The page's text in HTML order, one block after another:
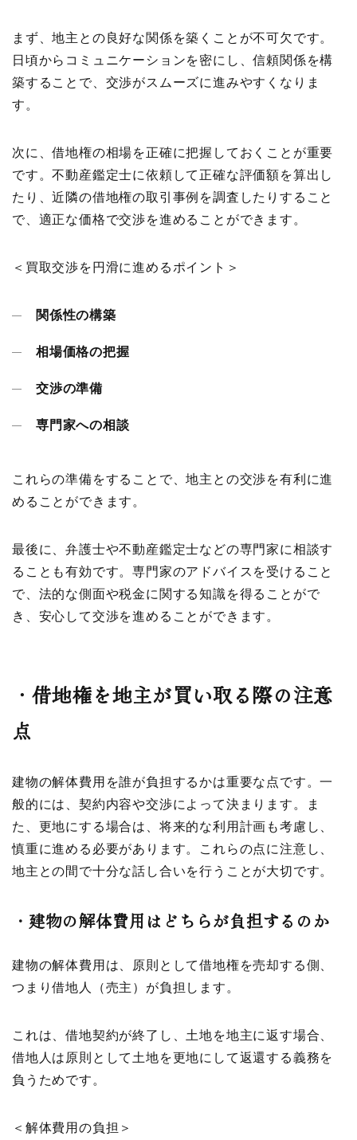
まず、地主との良好な関係を築くことが不可欠です。
日頃からコミュニケーションを密にし、信頼関係を構
築することで、交渉がスムーズに進みやすくなりま
す。
次に、借地権の相場を正確に把握しておくことが重要
です。不動産鑑定士に依頼して正確な評価額を算出し
たり、近隣の借地権の取引事例を調査したりすること
で、適正な価格で交渉を進めることができます。
＜買取交渉を円滑に進めるポイント＞
関係性の構築
相場価格の把握
交渉の準備
専門家への相談
これらの準備をすることで、地主との交渉を有利に進
めることができます。
最後に、弁護士や不動産鑑定士などの専門家に相談す
ることも有効です。専門家のアドバイスを受けること
で、法的な側面や税金に関する知識を得ることがで
き、安心して交渉を進めることができます。
・借地権を地主が買い取る際の注意
点
建物の解体費用を誰が負担するかは重要な点です。一
般的には、契約内容や交渉によって決まります。ま
た、更地にする場合は、将来的な利用計画も考慮し、
慎重に進める必要があります。これらの点に注意し、
地主との間で十分な話し合いを行うことが大切です。
・ 建物の解体費用はどちらが負担するのか
建物の解体費用は、原則として借地権を売却する側、
つまり借地人（売主）が負担します。
これは、借地契約が終了し、土地を地主に返す場合、
借地人は原則として土地を更地にして返還する義務を
負うためです。
＜解体費用の負担＞